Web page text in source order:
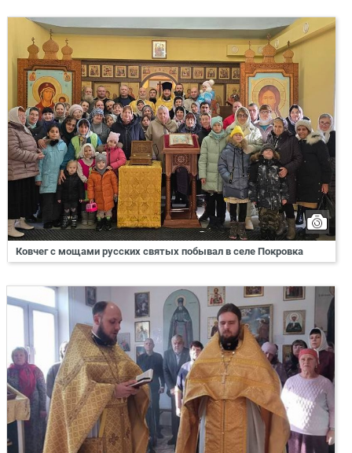
Ковчег с мощами русских святых побывал в селе Покровка